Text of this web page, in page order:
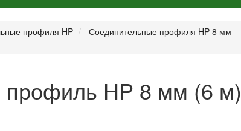
профиля HP
Соединительные профиля HP 8 мм
профиль HP 8 мм (6 м)